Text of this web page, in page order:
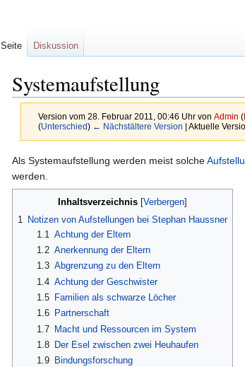
Systemaufstellung
Version vom 28. Februar 2011, 00:46 Uhr von Admin (
(Unterschied) ← Nächstältere Version | Aktuelle
Zur
Navigation
springen
Zur
Suche
springen
Als Systemaufstellung werden meist solche
werden.
Inhaltsverzeichnis
1
Notizen von Aufstellungen bei Stephan Haussner
1.1 Achtung der Eltern
1.2 Anerkennung der Eltern
1.3 Abgrenzung zu den Eltern
1.4 Achtung der Geschwister
1.5
Familien als schwarze Löcher
1.6
Partnerschaft
1.7 Macht und Ressourcen im System
1.8
Der Esel zwischen zwei Heuhaufen
1.9
Bindungsforschung
Seite Diskussion